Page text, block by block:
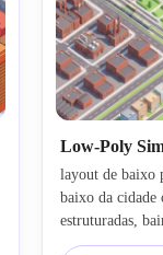
Low-Poly
layout de baixo
baixo da cidade
estruturadas,
industriais,